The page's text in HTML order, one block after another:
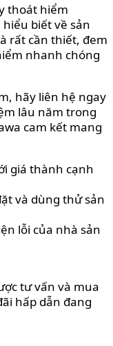
thoát hiểm
biết về sản
rất cần thiết, đem
nhanh chóng
hãy liên hệ ngay
lâu năm trong
cam kết mang
giá thành cạnh
và dùng thử sản
lỗi của nhà sản
tư vấn và mua
hấp dẫn đang